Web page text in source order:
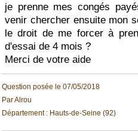
je prenne mes congés
venir chercher ensuite mon
le droit de me forcer à
d'essai de 4 mois ?
Merci de votre aide
Question posée le 07/05/2018
Par Alrou
Département : Hauts-de-Seine (92)